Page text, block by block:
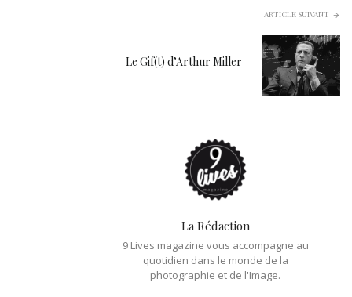
ARTICLE SUIVANT
Le Gif(t) d’Arthur Miller
La Rédaction
9 Lives magazine vous accompagne au
quotidien dans le monde de la
photographie et de l'Image.